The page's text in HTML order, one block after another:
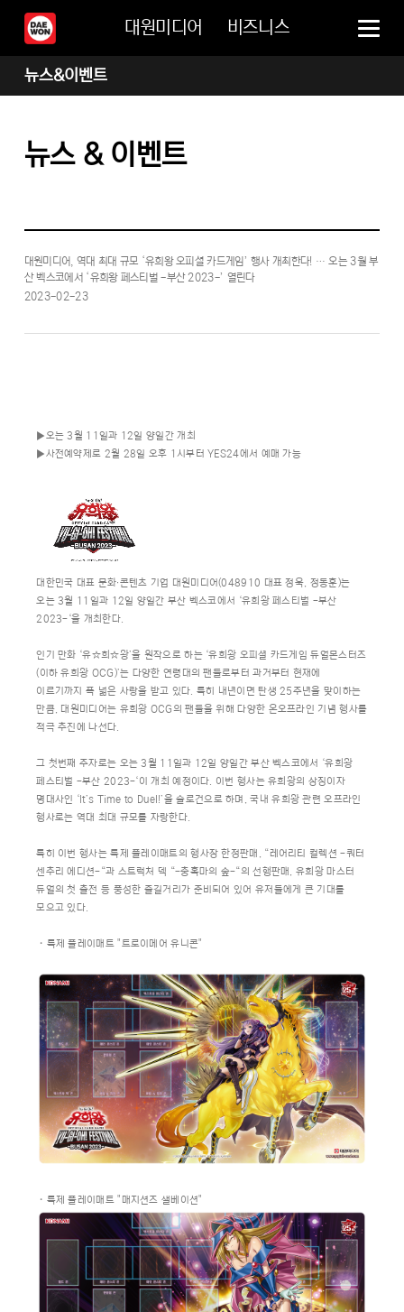
대원미디어 비즈니스
뉴스&이벤트
뉴스 & 이벤트
대원미디어, 역대 최대 규모 ‘유희왕 오피셜 카드게임’ 행사 개최한다! … 오는 3월 부
산 벡스코에서 ‘유희왕 페스티벌 -부산 2023-’ 열린다
2023-02-23
▶오는 3월 11일과 12일 양일간 개최
▶사전예약제로 2월 28일 오후 1시부터 YES24에서 예매 가능
대한민국 대표 문화∙콘텐츠 기업 대원미디어(048910 대표 정욱, 정동훈)는
오는 3월 11일과 12일 양일간 부산 벡스코에서 ‘유희왕 페스티벌 -부산
2023-‘을 개최한다.
인기 만화 ‘유☆희☆왕’을 원작으로 하는 ‘유희왕 오피셜 카드게임 듀얼몬스터즈
(이하 유희왕 OCG)’는 다양한 연령대의 팬들로부터 과거부터 현재에
이르기까지 폭 넓은 사랑을 받고 있다. 특히 내년이면 탄생 25주년을 맞이하는
만큼, 대원미디어는 유희왕 OCG의 팬들을 위해 다양한 온오프라인 기념 행사를
적극 추진에 나선다.
그 첫번째 주자로는 오는 3월 11일과 12일 양일간 부산 벡스코에서 ‘유희왕
페스티벌 -부산 2023-‘이 개최 예정이다. 이번 행사는 유희왕의 상징이자
명대사인 ‘It’s Time to Duel!’을 슬로건으로 하며, 국내 유희왕 관련 오프라인
행사로는 역대 최대 규모를 자랑한다.
특히 이번 행사는 특제 플레이매트의 행사장 한정판매, “레어리티 컬렉션 -쿼터
센추리 에디션-“과 스트럭처 덱 “-충혹마의 숲-“의 선행판매, 유희왕 마스터
듀얼의 첫 출전 등 풍성한 즐길거리가 준비되어 있어 유저들에게 큰 기대를
모으고 있다.
・특제 플레이매트 "트로이메어 유니콘"
・특제 플레이매트 "매지션즈 샐베이션"